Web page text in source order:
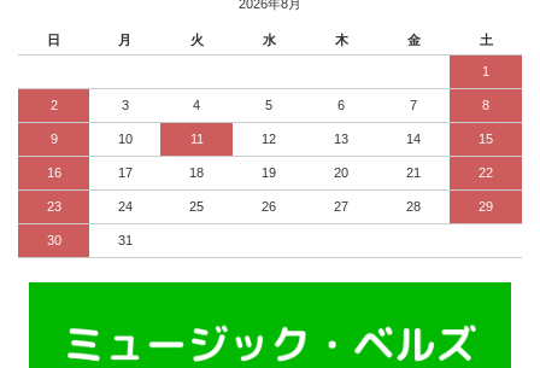
2026年8月
日 月 火 水 木 金 土
1
2 3 4 5 6 7 8
9 10 11 12 13 14 15
16 17 18 19 20 21 22
23 24 25 26 27 28 29
30 31